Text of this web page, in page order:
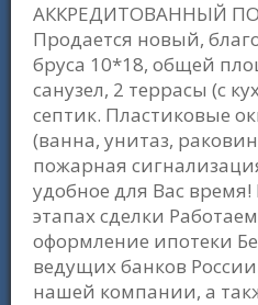
АККРЕДИТОВАННЫЙ
Продается новый,
бруса 10*18, общей
санузел, 2 террасы (с
септик. Пластиковые
(ванна, унитаз,
пожарная
удобное для Вас
этапах сделки
оформление ипотеки
ведущих банков
нашей компании, а